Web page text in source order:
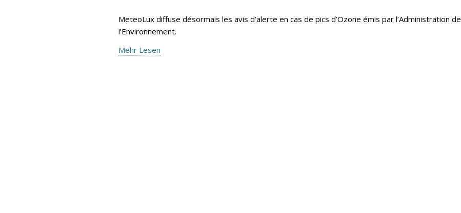
MeteoLux diffuse désormais les avis d’alerte en cas de pics d’Ozone émis par l’Administration de
l’Environnement.
Mehr Lesen